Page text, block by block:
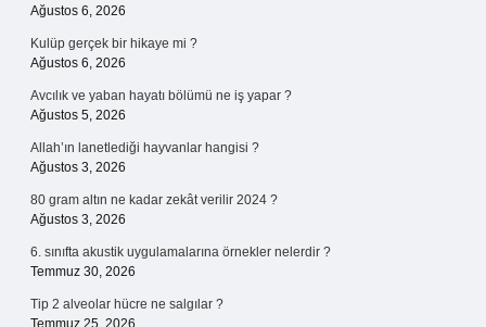
Ağustos 6, 2026
Kulüp gerçek bir hikaye mi ?
Ağustos 6, 2026
Avcılık ve yaban hayatı bölümü ne iş yapar ?
Ağustos 5, 2026
Allah’ın lanetlediği hayvanlar hangisi ?
Ağustos 3, 2026
80 gram altın ne kadar zekât verilir 2024 ?
Ağustos 3, 2026
6. sınıfta akustik uygulamalarına örnekler nelerdir ?
Temmuz 30, 2026
Tip 2 alveolar hücre ne salgılar ?
Temmuz 25, 2026